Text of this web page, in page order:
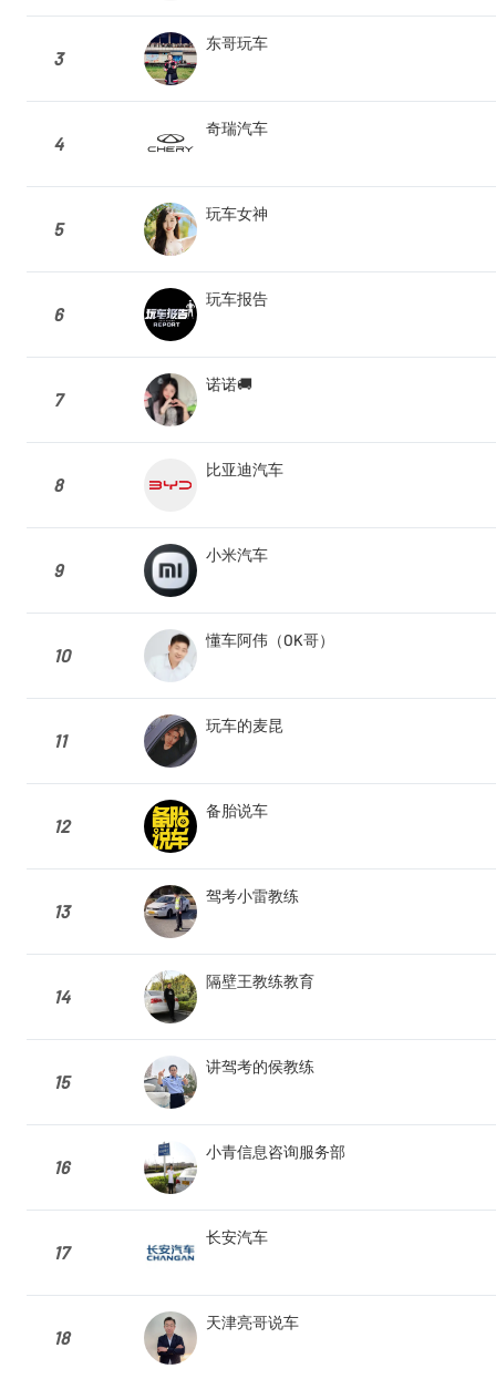
3
东哥玩车
4
奇瑞汽车
5
玩车女神
6
玩车报告
7
诺诺🚚
8
比亚迪汽车
9
小米汽车
10
懂车阿伟（OK哥）
11
玩车的麦昆
12
备胎说车
13
驾考小雷教练
14
隔壁王教练教育
15
讲驾考的侯教练
16
小青信息咨询服务部
17
长安汽车
18
天津亮哥说车